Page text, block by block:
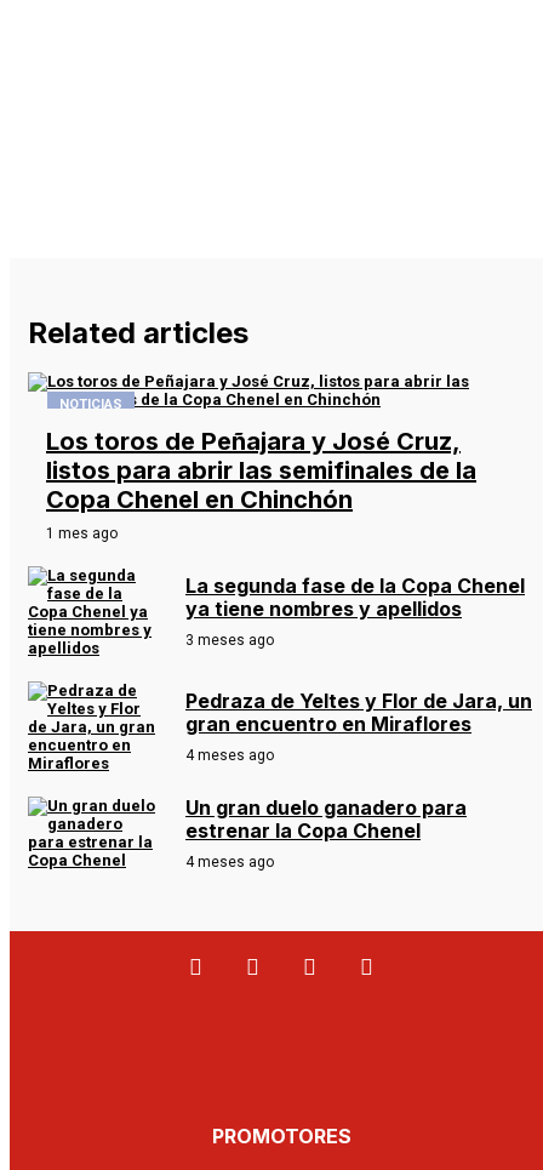
Related articles
NOTICIAS
Los toros de Peñajara y José Cruz,
listos para abrir las semifinales de la
Copa Chenel en Chinchón
1 mes ago
La segunda fase de la Copa Chenel
ya tiene nombres y apellidos
3 meses ago
Pedraza de Yeltes y Flor de Jara, un
gran encuentro en Miraflores
4 meses ago
Un gran duelo ganadero para
estrenar la Copa Chenel
4 meses ago
PROMOTORES